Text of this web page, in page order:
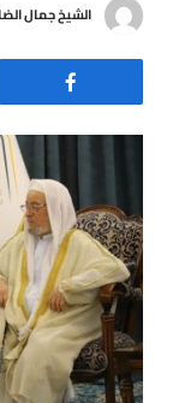
الشيخ جمال